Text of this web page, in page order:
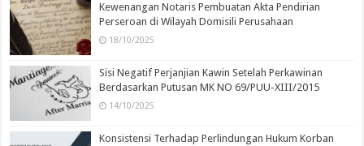
Kewenangan Notaris Pembuatan Akta Pendirian
Perseroan di Wilayah Domisili Perusahaan
18/10/2025
Sisi Negatif Perjanjian Kawin Setelah Perkawinan
Berdasarkan Putusan MK NO 69/PUU-XIII/2015
14/10/2025
Konsistensi Terhadap Perlindungan Hukum Korban